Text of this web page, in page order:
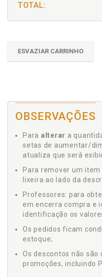
TOTAL:
ESVAZIAR CARRINHO
OBSERVAÇÕES
Para alterar a
setas de aumentar/
atualiza que será
Para remover um
lixeira ao lado da
Professores: para
em encerra compra e
identificação os
Os pedidos ficam
estoque;
Os descontos não
promoções, incluindo